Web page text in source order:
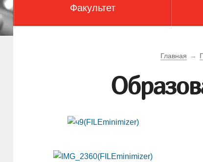
Факультет
Главная →